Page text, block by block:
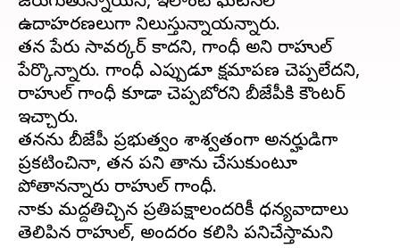
ఉదాహరణలుగా నిలుస్తున్నాయన్నారు.
తన పేరు సావర్కర్ కాదని, గాంధీ అని రాహుల్
పేర్కొన్నారు. గాంధీ ఎప్పుడూ క్షమాపణ చెప్పలేదని,
రాహుల్ గాంధీ కూడా చెప్పబోరని బీజేపీకి కౌంటర్
ఇచ్చారు.
తనను బీజేపీ ప్రభుత్వం శాశ్వతంగా అనర్హుడిగా
ప్రకటించినా, తన పని తాను చేసుకుంటూ
పోతానన్నారు రాహుల్ గాంధీ.
నాకు మద్దతిచ్చిన ప్రతిపక్షాలందరికీ ధన్యవాదాలు
తెలిపిన రాహుల్, అందరం కలిసి పనిచేస్తామని